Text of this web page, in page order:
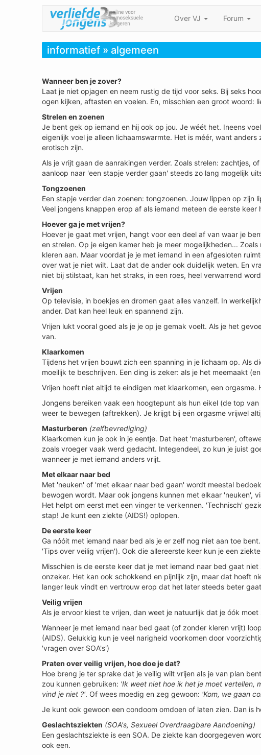
Over VJ Forum
informatief » algemeen
Wanneer ben je zover?
Laat je niet opjagen en neem rustig de tijd voor seks. Bij seks
ogen kijken, aftasten en voelen. En, misschien een groot
Strelen en zoenen
Je bent gek op iemand en hij ook op jou. Je wéét het. Ineens
eigenlijk voel je alleen lichaamswarmte. Het is méér, want
erotisch zijn.
Als je vrijt gaan de aanrakingen verder. Zoals strelen: zachtjes,
aanloop naar 'een stapje verder gaan' steeds zo lang mogelijk
Tongzoenen
Een stapje verder dan zoenen: tongzoenen. Jouw lippen op
Veel jongens knappen erop af als iemand meteen de eerste keer
Hoever ga je met vrijen?
Hoever je gaat met vrijen, hangt voor een deel af van waar je
en strelen. Op je eigen kamer heb je meer mogelijkheden...
kleren aan. Maar voordat je je met iemand in een afgesloten
over wat je niet wilt. Laat dat de ander ook duidelijk weten. En
niet bij stilstaat, kan het straks, in een roes, heel verwarrend
Vrijen
Op televisie, in boekjes en dromen gaat alles vanzelf. In
ander. Dat kan heel leuk en spannend zijn.
Vrijen lukt vooral goed als je je op je gemak voelt. Als je het
van.
Klaarkomen
Tijdens het vrijen bouwt zich een spanning in je lichaam op. Als
moeilijk te beschrijven. Een ding is zeker: als je het meemaakt
Vrijen hoeft niet altijd te eindigen met klaarkomen, een
Jongens bereiken vaak een hoogtepunt als hun eikel (de top
weer te bewegen (aftrekken). Je krijgt bij een orgasme vrijwel
Masturberen (zelfbevrediging)
Klaarkomen kun je ook in je eentje. Dat heet 'masturberen',
zoals vroeger vaak werd gedacht. Integendeel, zo kun je juist
wanneer je met iemand anders vrijt.
Met elkaar naar bed
Met 'neuken' of 'met elkaar naar bed gaan' wordt meestal
bewogen wordt. Maar ook jongens kunnen met elkaar 'neuken',
Het helpt om eerst met een vinger te verkennen. 'Technisch'
stap! Je kunt een ziekte (AIDS!) oplopen.
De eerste keer
Ga nóóit met iemand naar bed als je er zelf nog niet aan toe
'Tips over veilig vrijen'). Ook die allereerste keer kun je een
Misschien is de eerste keer dat je met iemand naar bed gaat
onzeker. Het kan ook schokkend en pijnlijk zijn, maar dat hoeft
langer leuk vindt en vertrouw erop dat het later steeds beter
Veilig vrijen
Als je ervoor kiest te vrijen, dan weet je natuurlijk dat je óók
Wanneer je met iemand naar bed gaat (of zonder kleren vrijt)
(AIDS). Gelukkig kun je veel narigheid voorkomen door
'vragen over SOA's')
Praten over veilig vrijen, hoe doe je dat?
Hoe breng je ter sprake dat je veilig wilt vrijen als je van plan
zou kunnen gebruiken: 'Ik weet niet hoe ik het je moet vertellen,
vind je niet ?'. Of wees moedig en zeg gewoon: 'Kom, we gaan
Je kunt ook gewoon een condoom omdoen of laten zien. Dan is
Geslachtsziekten (SOA's, Sexueel Overdraagbare Aandoening)
Een geslachtsziekte is een SOA. De ziekte kan doorgegeven
ook een.